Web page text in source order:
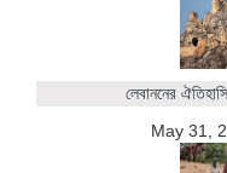
লেবাননের
May 31,